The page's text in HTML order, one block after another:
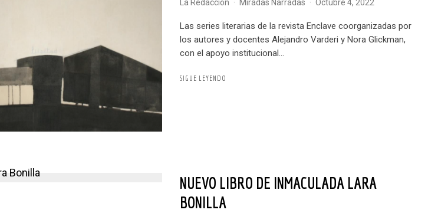
La Redacción · Miradas Narradas · octubre 4, 2022
Las series literarias de la revista Enclave coorganizadas por
los autores y docentes Alejandro Varderi y Nora Glickman,
con el apoyo institucional...
SIGUE LEYENDO
NUEVO LIBRO DE INMACULADA LARA
BONILLA